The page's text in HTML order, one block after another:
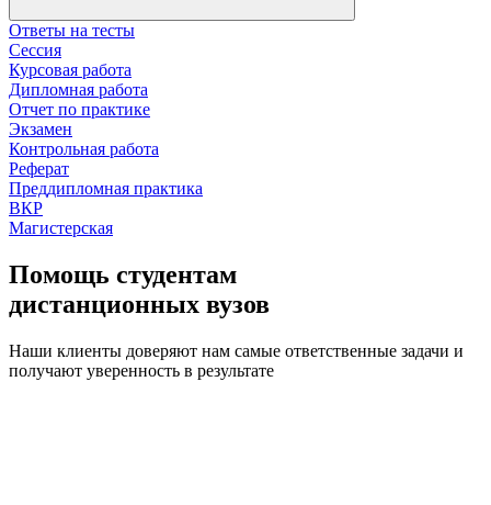
Ответы на тесты
Сессия
Курсовая работа
Дипломная работа
Отчет по практике
Экзамен
Контрольная работа
Реферат
Преддипломная практика
ВКР
Магистерская
Помощь студентам
дистанционных вузов
Наши клиенты доверяют нам самые ответственные задачи и
получают уверенность в результате